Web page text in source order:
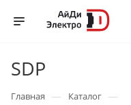
SDP
Главная — Каталог —